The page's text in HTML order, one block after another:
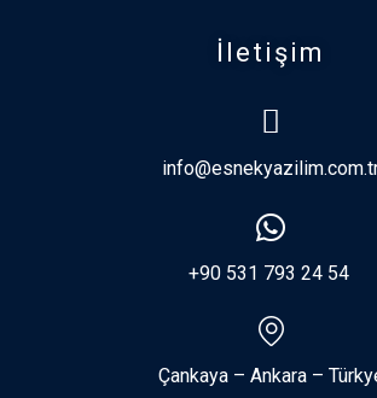
İletişim
+90 531 793 24 54
Çankaya – Ankara –